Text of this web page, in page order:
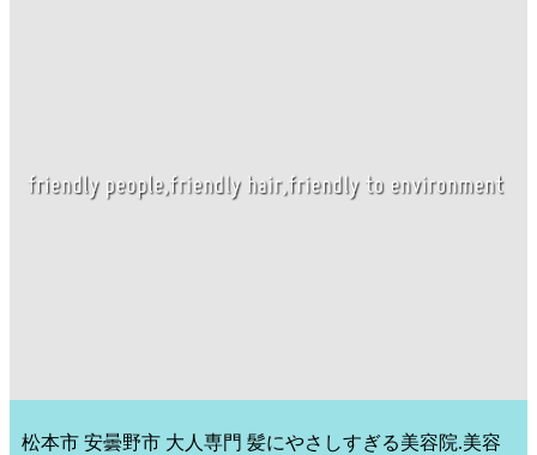
松本市 安曇野市 大人専門 髪にやさしすぎる美容院.美容